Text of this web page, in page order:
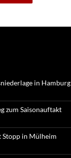
in Hamburg
zum Saisonauftakt
in Mülheim